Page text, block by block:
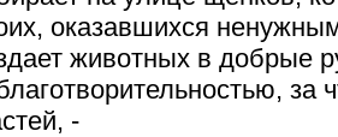
оказавшихся
животных в добрые
за
-